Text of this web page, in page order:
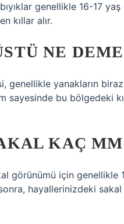
genellikle 16-17
kıllar alır.
NE
genellikle yanakların
sayesinde bu bölgedeki
KAÇ
görünümü için genellikle
hayallerinizdeki sakal